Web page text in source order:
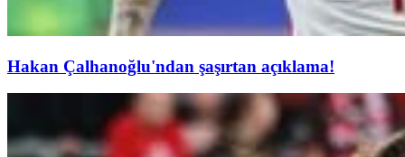
Hakan Çalhanoğlu'ndan şaşırtan açıklama!